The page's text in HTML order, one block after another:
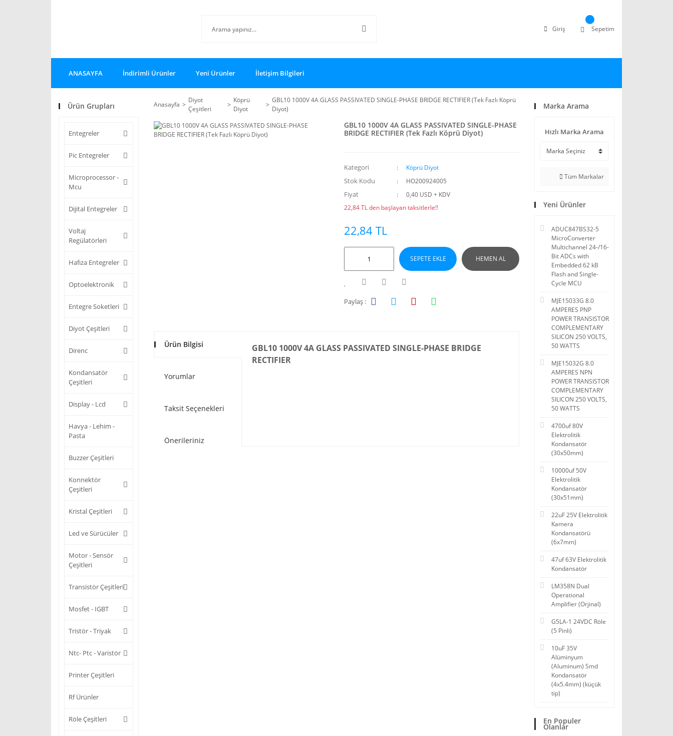
Giriş Sepetim
ANASAYFA İndirimli Ürünler Yeni Ürünler İletişim Bilgileri
Ürün Grupları
Entegreler
Pic Entegreler
Microprocessor -
Mcu
Dijital Entegreler
Voltaj
Regülatörleri
Hafıza Entegreler
Optoelektronik
Entegre Soketleri
Diyot Çeşitleri
Direnc
Kondansatör
Çeşitleri
Display - Lcd
Havya - Lehim -
Pasta
Buzzer Çeşitleri
Konnektör
Çeşitleri
Kristal Çeşitleri
Led ve Sürücüler
Motor - Sensör
Çeşitleri
Transistör Çeşitleri
Mosfet - IGBT
Tristör - Triyak
Ntc- Ptc - Varistör
Printer Çeşitleri
Rf Ürünler
Röle Çeşitleri
Anasayfa
Diyot
Çeşitleri
Köprü
Diyot
GBL10 1000V 4A GLASS PASSIVATED SINGLE-PHASE BRIDGE RECTIFIER (Tek Fazlı Köprü
Diyot)
GBL10 1000V 4A GLASS PASSIVATED SINGLE-PHASE
BRIDGE RECTIFIER (Tek Fazlı Köprü Diyot)
Kategori Köprü Diyot
Stok Kodu HO200924005
Fiyat
0,40 USD + KDV
22,84 TL den başlayan taksitlerle!!
22,84 TL
SEPETE EKLE HEMEN AL
Paylaş :
Ürün Bilgisi
Yorumlar
Taksit Seçenekleri
Önerileriniz
GBL10 1000V 4A GLASS PASSIVATED SINGLE-PHASE BRIDGE
RECTIFIER
Marka Arama
Hızlı Marka Arama
Tüm Markalar
Yeni Ürünler
ADUC847BS32-5
MicroConverter
Multichannel 24-/16-
Bit ADCs with
Embedded 62 kB
Flash and Single-
Cycle MCU
MJE15033G 8.0
AMPERES PNP
POWER TRANSISTOR
COMPLEMENTARY
SILICON 250 VOLTS,
50 WATTS
MJE15032G 8.0
AMPERES NPN
POWER TRANSISTOR
COMPLEMENTARY
SILICON 250 VOLTS,
50 WATTS
4700uf 80V
Elektrolitik
Kondansatör
(30x50mm)
10000uf 50V
Elektrolitik
Kondansatör
(30x51mm)
22uF 25V Elektrolitik
Kamera
Kondansatörü
(6x7mm)
47uf 63V Elektrolitik
Kondansatör
LM358N Dual
Operational
Amplifier (Orjinal)
G5LA-1 24VDC Röle
(5 Pinli)
10uF 35V
Alüminyum
(Aluminum) Smd
Kondansatör
(4x5.4mm) (küçük
tip)
En Populer
Olanlar